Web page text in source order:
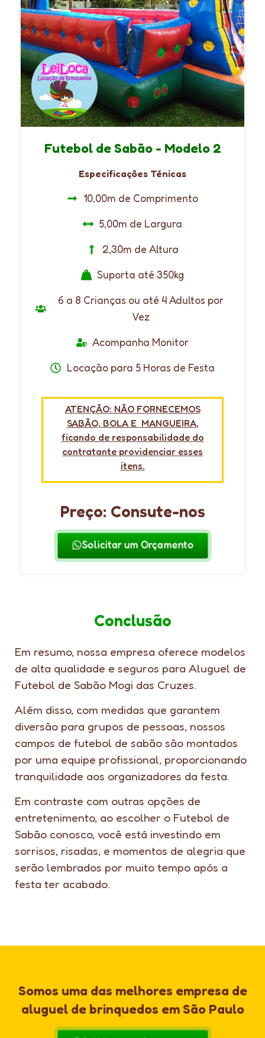
Futebol de Sabão - Modelo 2
Especificações Ténicas
10,00m de Comprimento
5,00m de Largura
2,30m de Altura
Suporta até 350kg
6 a 8 Crianças ou até 4 Adultos por
Vez
Acompanha Monitor
Locação para 5 Horas de Festa
ATENÇÃO: NÃO FORNECEMOS
SABÃO, BOLA E MANGUEIRA,
ficando de responsabilidade do
contratante providenciar esses
itens.
Preço: Consute-nos
Solicitar um Orçamento
Conclusão
Em resumo, nossa empresa oferece modelos
de alta qualidade e seguros para Aluguel de
Futebol de Sabão Mogi das Cruzes.
Além disso, com medidas que garantem
diversão para grupos de pessoas, nossos
campos de futebol de sabão são montados
por uma equipe profissional, proporcionando
tranquilidade aos organizadores da festa.
Em contraste com outras opções de
entretenimento, ao escolher o Futebol de
Sabão conosco, você está investindo em
sorrisos, risadas, e momentos de alegria que
serão lembrados por muito tempo após a
festa ter acabado.
Somos uma das melhores empresa de
aluguel de brinquedos em São Paulo